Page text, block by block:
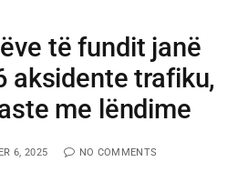
të fundit janë
aksidente trafiku,
me lëndime
6, 2025 NO COMMENTS